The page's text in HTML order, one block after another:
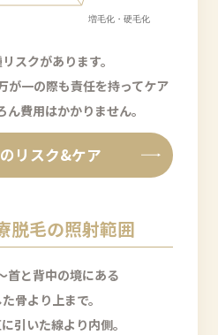
スクがあります。
が一の際も責任を持ってケア
ん費用はかかりません。
リスク&ケア
脱毛の照射範囲
首と背中の境にある
骨より上まで。
引いた線より内側。